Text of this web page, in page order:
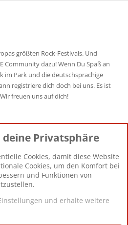
größten Rock-Festivals. Und
Community dazu! Wenn Du Spaß an
im Park und die deutschsprachige
registriere dich doch bei uns. Es ist
freuen uns auf dich!
12.427
Berlin
Privatsphäre
Cookies, damit diese Website
Cookies, um den Komfort bei
und Funktionen von
und erhalte weitere